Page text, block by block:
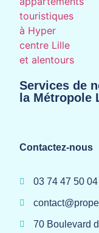
Services de
la Métropole
Contactez-nous
03 74 47 50 04
70 Boulevard